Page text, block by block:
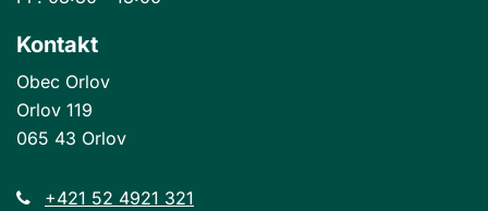
Kontakt
Obec Orlov
Orlov 119
065 43 Orlov
+421 52 4921 321